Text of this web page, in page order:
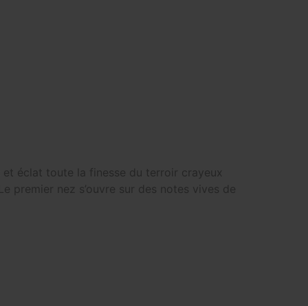
éclat toute la finesse du terroir crayeux
premier nez s’ouvre sur des notes vives de